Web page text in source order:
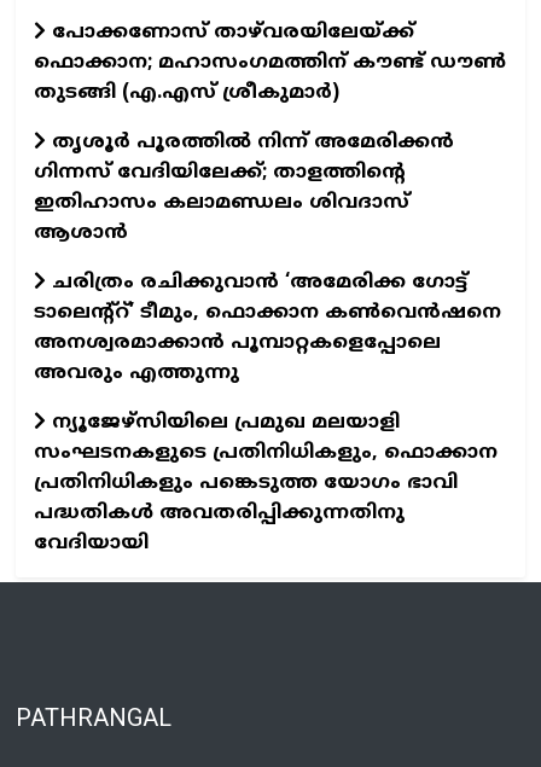
പോക്കണോസ് താഴ്‌വരയിലേയ്ക്ക്
ഫൊക്കാന; മഹാസംഗമത്തിന് കൗണ്ട് ഡൗണ്‍
തുടങ്ങി (എ.എസ് ശ്രീകുമാര്‍)
തൃശൂർ പൂരത്തിൽ നിന്ന് അമേരിക്കൻ
ഗിന്നസ് വേദിയിലേക്ക്; താളത്തിന്റെ
ഇതിഹാസം കലാമണ്ഡലം ശിവദാസ്
ആശാൻ
ചരിത്രം രചിക്കുവാൻ ‘അമേരിക്ക ഗോട്ട്
ടാലെന്റ്റ്’ ടീമും, ഫൊക്കാന കൺവെൻഷനെ
അനശ്വരമാക്കാൻ പൂമ്പാറ്റകളെപ്പോലെ
അവരും എത്തുന്നു
ന്യൂജേഴ്സിയിലെ പ്രമുഖ മലയാളി
സംഘടനകളുടെ പ്രതിനിധികളും, ഫൊക്കാന
പ്രതിനിധികളും പങ്കെടുത്ത യോഗം ഭാവി
പദ്ധതികൾ അവതരിപ്പിക്കുന്നതിനു
വേദിയായി
PATHRANGAL